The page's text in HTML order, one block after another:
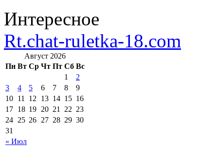
Интересное
Rt.chat-ruletka-18.com
Август 2026
Пн Вт Ср Чт Пт Сб Вс
« Июл
1
2
3
4 5 6 7 8
9
10 11 12 13 14 15 16
17 18 19 20 21 22 23
24 25 26 27 28 29 30
31